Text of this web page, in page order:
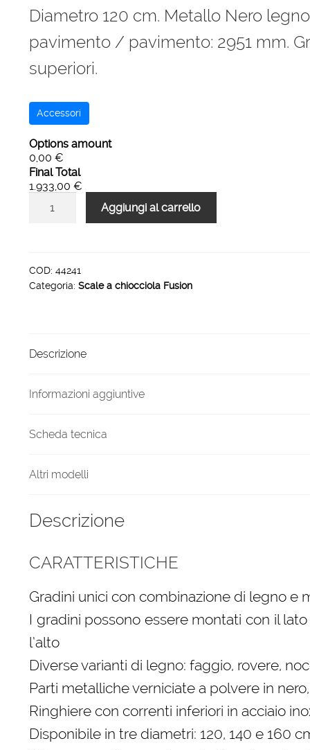
Diametro 120 cm. Metallo Nero
pavimento / pavimento: 2951 mm.
superiori.
Accessori
Options amount
0,00 €
Final Total
1.933,00 €
cm
metallo
Fusion
Aggiungi al carrello
COD: 44241
Categoria: Scale a chiocciola Fusion
Descrizione
Informazioni aggiuntive
Scheda tecnica
Altri modelli
Descrizione
CARATTERISTICHE
Gradini unici con combinazione di legno e
I gradini possono essere montati con il
l’alto
Diverse varianti di legno: faggio, rovere,
Parti metalliche verniciate a polvere in
Ringhiere con correnti inferiori in acciaio
Disponibile in tre diametri: 120, 140 e 160